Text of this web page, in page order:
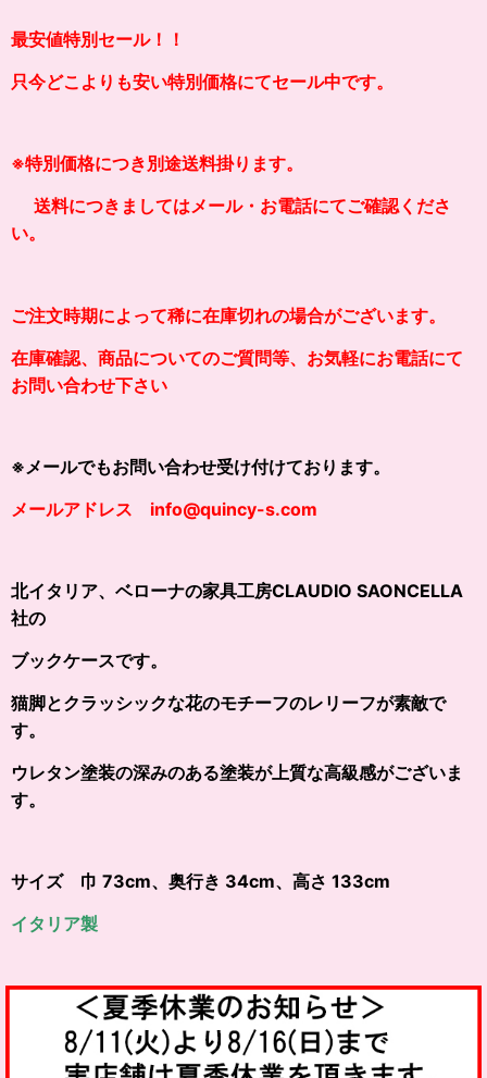
最安値特別セール！！
只今どこよりも安い特別価格にてセール中です。
※特別価格につき別途送料掛り ます。
送料につきましてはメール・お電話にてご確認くださ
い。
ご注文時期によって稀に在庫切れの場合がございます。
在庫確認、商品についてのご質問等、お気軽にお電話にて
お問い合わせ下さい
※メールでもお問い合わせ受け付けております。
メールアドレス info@quincy-s.com
北イタリア、ベローナの家具工房CLAUDIO SAONCELLA
社の
ブックケースです。
猫脚とクラッシックな花のモチーフのレリーフが素敵で
す。
ウレタン塗装の深みのある塗装が上質な高級感がございま
す。
サイズ 巾 73cm、奥行き 34cm、高さ 133cm
イタリア製